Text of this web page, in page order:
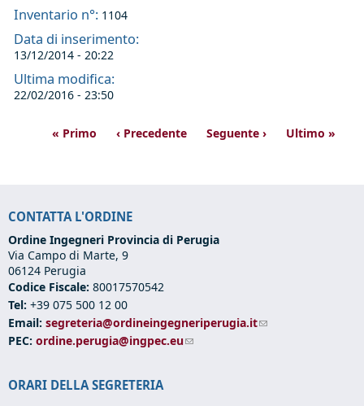
Inventario n°: 1104
Data di inserimento:
13/12/2014 - 20:22
Ultima modifica:
22/02/2016 - 23:50
« Primo ‹ Precedente Seguente › Ultimo »
CONTATTA L'ORDINE
Ordine Ingegneri Provincia di Perugia
Via Campo di Marte, 9
06124 Perugia
Codice Fiscale: 80017570542
Tel: +39 075 500 12 00
Email: segreteria@ordineingegneriperugia.it(link sends e-mail)
PEC: ordine.perugia@ingpec.eu(link sends e-mail)
ORARI DELLA SEGRETERIA